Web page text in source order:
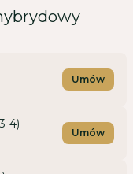
Umów
4)
Umów